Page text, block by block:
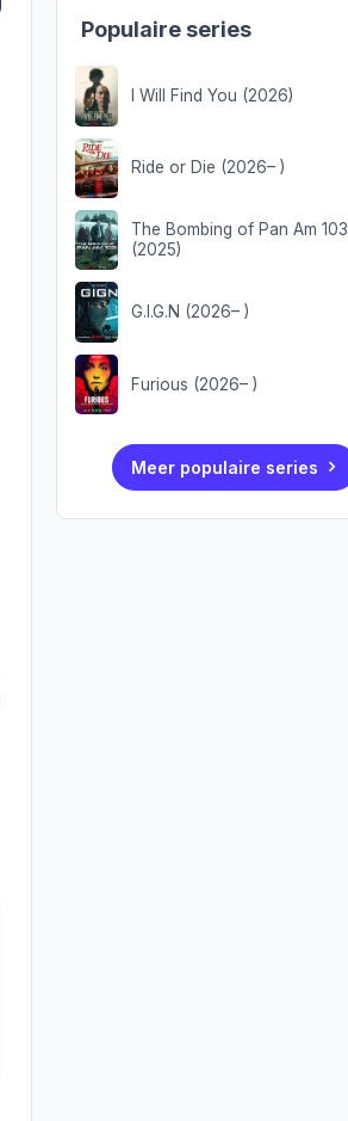
Populaire series
I Will Find You (2026)
Ride or Die (2026– )
The Bombing of Pan Am 103
(2025)
G.I.G.N (2026– )
Furious (2026– )
Meer populaire series